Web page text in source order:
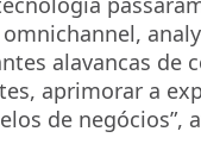
alavancas de
aprimorar a
de negócios”,